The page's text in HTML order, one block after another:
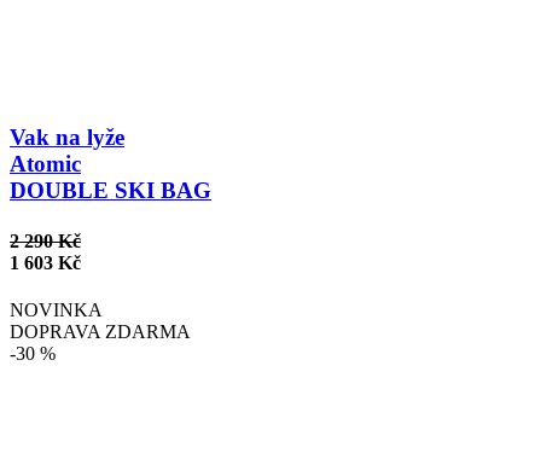
Vak na lyže
Atomic
DOUBLE SKI BAG
2 290 Kč
1 603 Kč
NOVINKA
DOPRAVA ZDARMA
-30 %